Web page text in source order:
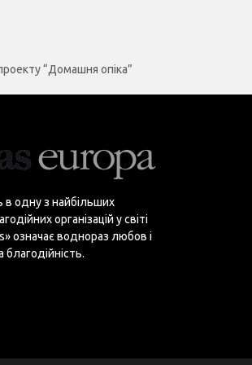
“Домашня опіка”
в одну з найбільших
організацій у світі
означає воднораз любов і